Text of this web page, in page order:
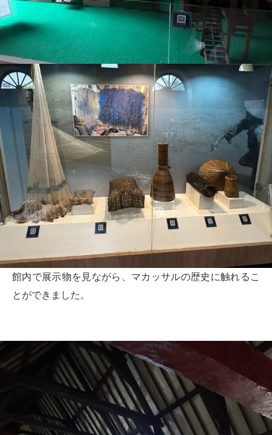
館内で展示物を見ながら、マカッサルの歴史に触れるこ
とができました。